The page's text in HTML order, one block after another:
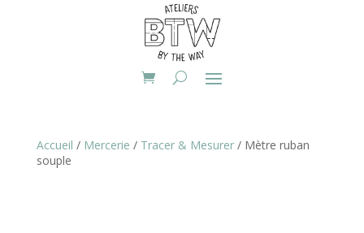
Accueil / Mercerie / Tracer & Mesurer/ Mètre ruban
souple